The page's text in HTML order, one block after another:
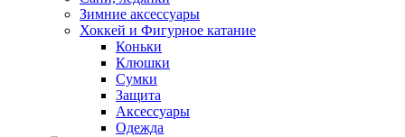
Зимние аксессуары
Хоккей и Фигурное катание
Коньки
Клюшки
Сумки
Защита
Аксессуары
Одежда